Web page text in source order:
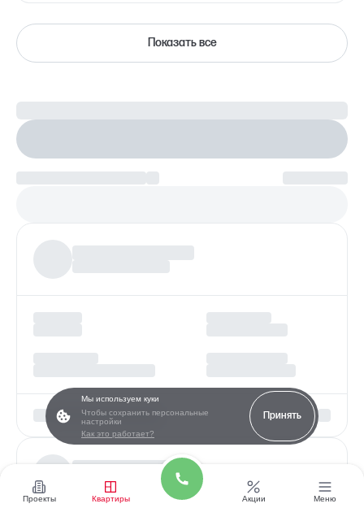
Проекты Квартиры Акции Меню
Показать все
Мы используем куки
Чтобы сохранить персональные
настройки
Как это работает?
Принять